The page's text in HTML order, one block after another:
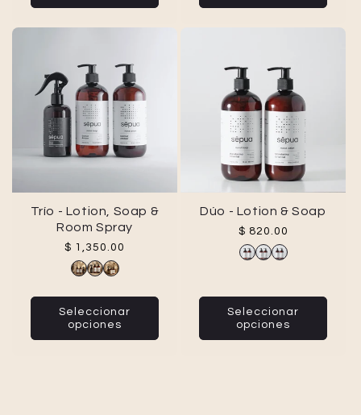
Trío - Lotion, Soap &
Room Spray
Precio habitual
$ 1,350.00
Seleccionar
opciones
Dúo - Lotion & Soap
Precio habitual
$ 820.00
Seleccionar
opciones